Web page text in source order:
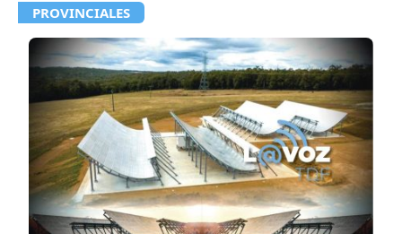
PROVINCIALES